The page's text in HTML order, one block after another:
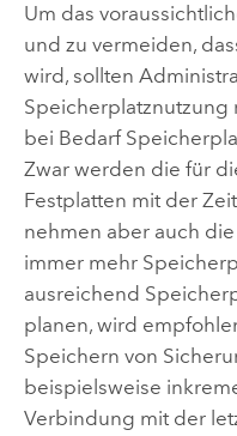
Um das
und zu vermeiden,
wird, sollten
bei Bedarf
Zwar werden die für
Festplatten mit der
nehmen aber auch
immer mehr
ausreichend
planen, wird
Speichern von
beispielsweise
Verbindung mit der